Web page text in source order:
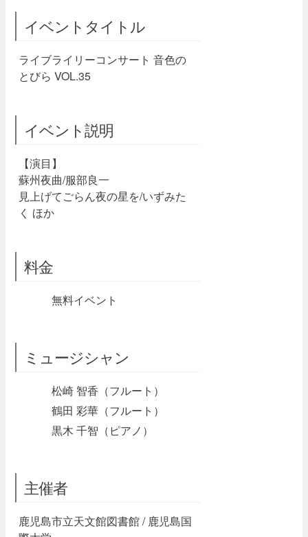
イベントタイトル
ライブライリーコンサート 音色の
とびら VOL.35
イベント説明
【演目】
蘇州夜曲/服部良一
見上げてごらん夜の星を/いずみた
く ほか
料金
無料イベント
ミュージシャン
松崎 智香（フルート）
鶴田 彩華（フルート）
黒木 千智（ピアノ）
主催者
鹿児島市立天文館図書館 / 鹿児島国